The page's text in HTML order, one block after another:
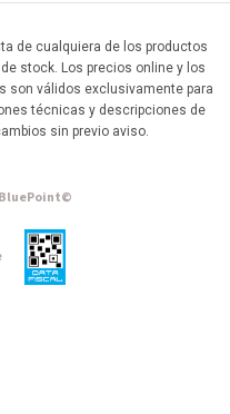
de cualquiera de los productos
stock. Los precios online y los
son válidos exclusivamente para
técnicas y descripciones de
sin previo aviso.